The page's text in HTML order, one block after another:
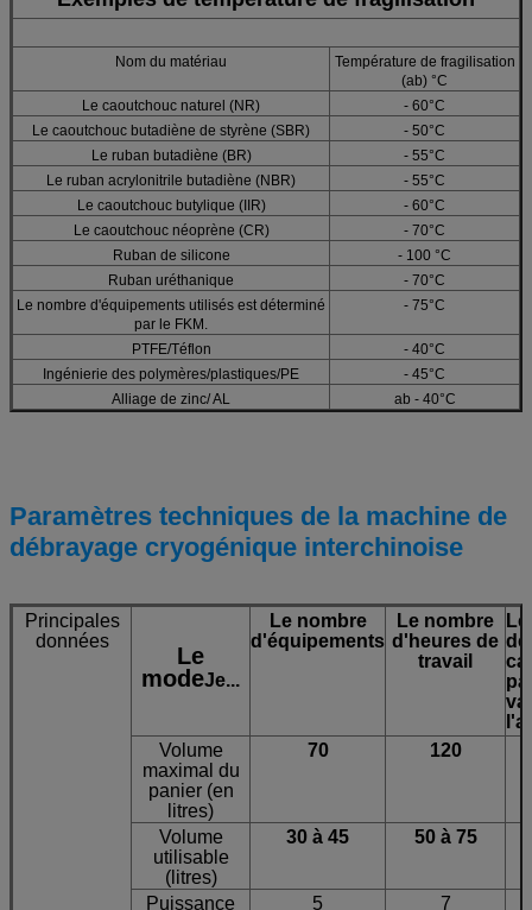
Nom du matériau
Température de fragilisation
(ab) °C
Le caoutchouc naturel (NR)
- 60°C
Le caoutchouc butadiène de styrène (SBR)
- 50°C
Le ruban butadiène (BR)
- 55°C
Le ruban acrylonitrile butadiène (NBR)
- 55°C
Le caoutchouc butylique (IIR)
- 60°C
Le caoutchouc néoprène (CR)
- 70°C
Ruban de silicone
- 100 °C
Ruban uréthanique
- 70°C
Le nombre d'équipements utilisés est déterminé
par le FKM.
- 75°C
PTFE/Téflon
- 40°C
Ingénierie des polymères/plastiques/PE
- 45°C
Alliage de zinc/ AL
ab - 40°C
Paramètres techniques de la machine de
débrayage cryogénique interchinoise
Principales
données
Le
modeJe...
Le nombre
d'équipements
Le nombre
d'heures de
travail
de
Volume
maximal du
panier (en
litres)
70 120
Volume
utilisable
(litres)
30 à 45 50 à 75
Puissance
5 7